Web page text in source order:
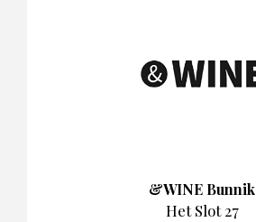
&WINE Bunnik
Het Slot 27